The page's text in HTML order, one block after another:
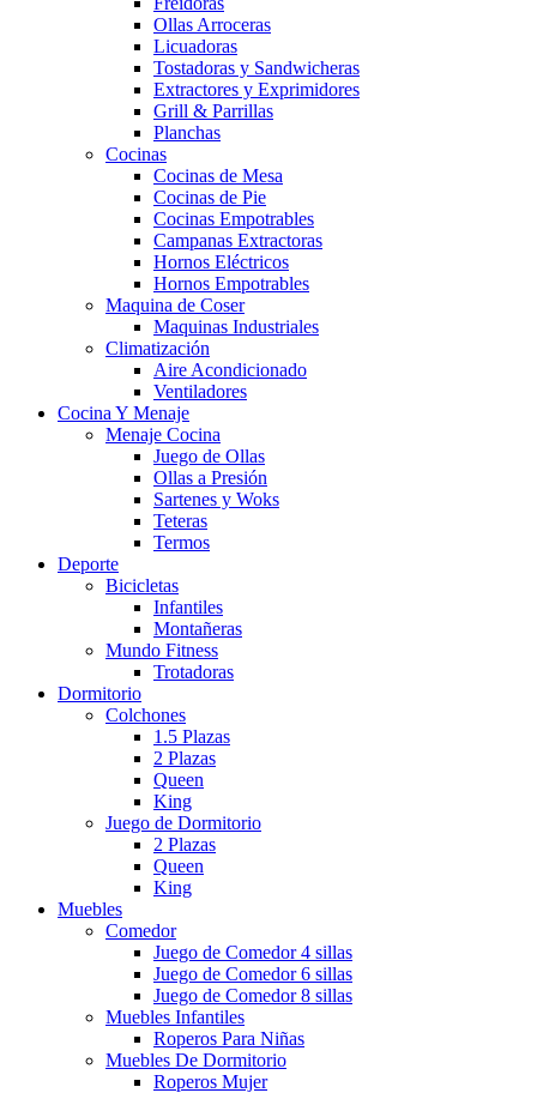
Ollas Arroceras
Licuadoras
Tostadoras y Sandwicheras
Extractores y Exprimidores
Grill & Parrillas
Planchas
Cocinas
Cocinas de Mesa
Cocinas de Pie
Cocinas Empotrables
Campanas Extractoras
Hornos Eléctricos
Hornos Empotrables
Maquina de Coser
Maquinas Industriales
Climatización
Aire Acondicionado
Ventiladores
Cocina Y Menaje
Menaje Cocina
Juego de Ollas
Ollas a Presión
Sartenes y Woks
Teteras
Termos
Deporte
Bicicletas
Infantiles
Montañeras
Mundo Fitness
Trotadoras
Dormitorio
Colchones
1.5 Plazas
2 Plazas
Queen
King
Juego de Dormitorio
2 Plazas
Queen
King
Muebles
Comedor
Juego de Comedor 4 sillas
Juego de Comedor 6 sillas
Juego de Comedor 8 sillas
Muebles Infantiles
Roperos Para Niñas
Muebles De Dormitorio
Roperos Mujer